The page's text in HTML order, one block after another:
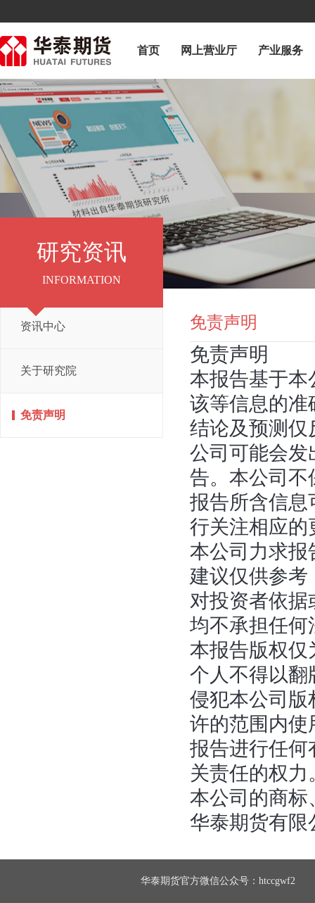
首页 网上营业厅 产业服务
研究资讯
INFORMATION
研究资讯
INFORMATION
资讯中心
关于研究院
免责声明
免责声明
免责声明
本报告基于本
该等信息的准
结论及预测仅
公司可能会发
告。本公司不
报告所含信息
行关注相应的
本公司力求报
建议仅供参
对投资者依
均不承担任何
本报告版权仅
个人不得以翻
侵犯本公司版
许的范围内使
报告进行任何
关责任的权
本公司的商标
华泰期货有限
华泰期货官方微信公众号：htccgwf2